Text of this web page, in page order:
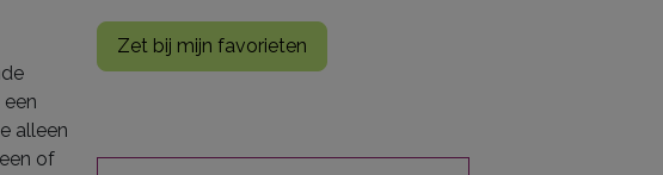
alleen
of
Zet bij mijn favorieten